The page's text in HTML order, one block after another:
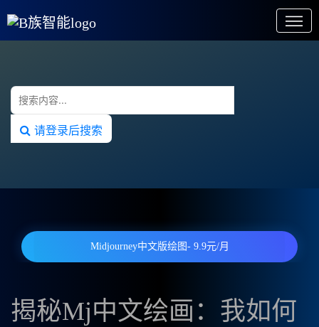
请登录后搜索
Midjourney中文版绘图- 9.9元/月
揭秘Mj中文绘画：我如何